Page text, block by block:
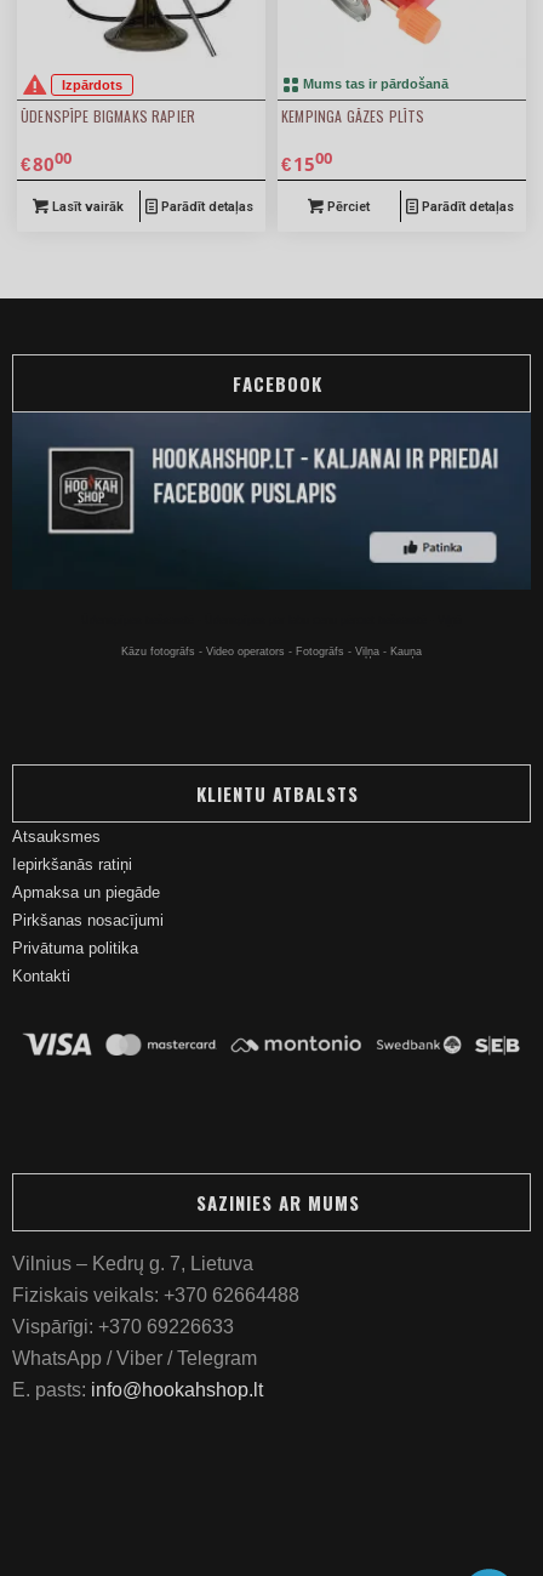
Izpārdots
ŪDENSPĪPE BIGMAKS RAPIER
€8000
Lasīt vairāk Parādīt detaļas
Mums tas ir pārdošanā
KEMPINGA GĀZES PLĪTS
€1500
Pērciet Parādīt detaļas
FACEBOOK
Kāzu fotogrāfs - Video operators - Fotogrāfs - Viļņa - Kauņa
KLIENTU ATBALSTS
Atsauksmes
Iepirkšanās ratiņi
Apmaksa un piegāde
Pirkšanas nosacījumi
Privātuma politika
Kontakti
SAZINIES AR MUMS
Vilnius – Kedrų g. 7, Lietuva
Fiziskais veikals: +370 62664488
Vispārīgi: +370 69226633
WhatsApp / Viber / Telegram
E. pasts: info@hookahshop.lt